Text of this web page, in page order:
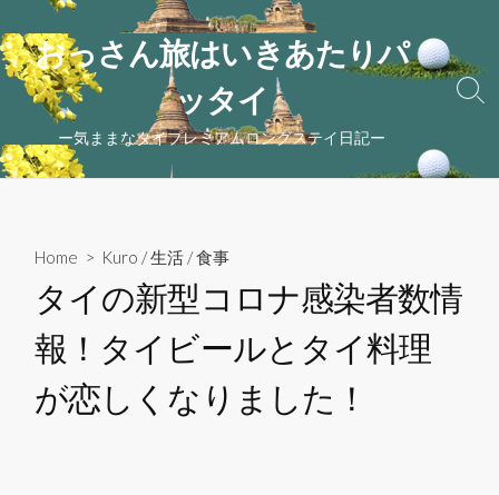
ン
テ
へ
ス
おっさん旅はいきあたりパ
ッタイ
ー気ままなタイプレミアムロングステイ日記ー
検
ル
Home > Kuro /生活 /食事
タイの新型コロナ感染者数情
報！タイビールとタイ料理
が恋しくなりました！